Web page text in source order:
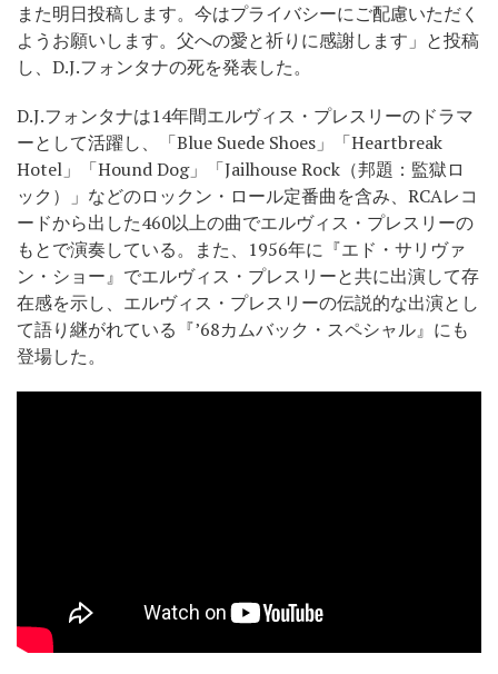
また明日投稿します。今はプライバシーにご配慮いただく
ようお願いします。父への愛と祈りに感謝します」と投稿
し、D.J.フォンタナの死を発表した。
D.J.フォンタナは14年間エルヴィス・プレスリーのドラマ
ーとして活躍し、「Blue Suede Shoes」「Heartbreak
Hotel」「Hound Dog」「Jailhouse Rock（邦題：監獄ロ
ック）」などのロックン・ロール定番曲を含み、RCAレコ
ードから出した460以上の曲でエルヴィス・プレスリーの
もとで演奏している。また、1956年に『エド・サリヴァ
ン・ショー』でエルヴィス・プレスリーと共に出演して存
在感を示し、エルヴィス・プレスリーの伝説的な出演とし
て語り継がれている『’68カムバック・スペシャル』にも
登場した。